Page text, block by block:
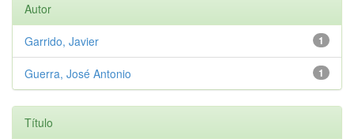
Autor
1
Garrido, Javier
1
Guerra, José Antonio
Título